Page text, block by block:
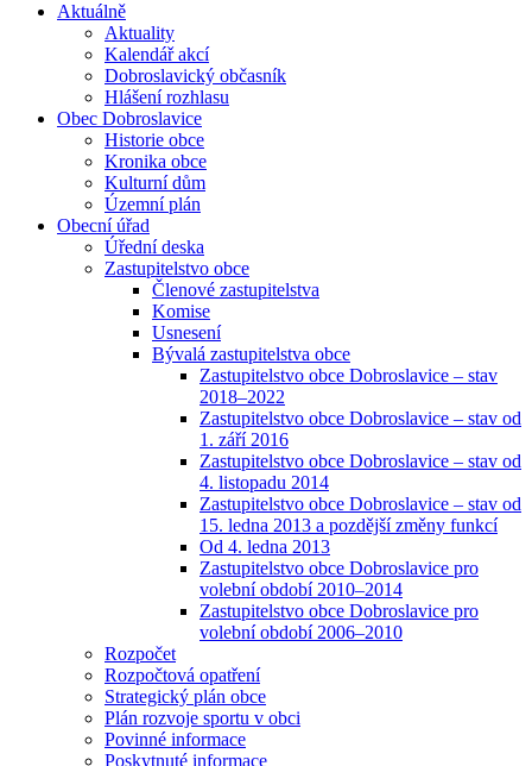
Aktuálně
Aktuality
Kalendář akcí
Dobroslavický občasník
Hlášení rozhlasu
Obec Dobroslavice
Historie obce
Kronika obce
Kulturní dům
Územní plán
Obecní úřad
Úřední deska
Zastupitelstvo obce
Členové zastupitelstva
Komise
Usnesení
Bývalá zastupitelstva obce
Zastupitelstvo obce Dobroslavice – stav
2018–2022
Zastupitelstvo obce Dobroslavice – stav od
1. září 2016
Zastupitelstvo obce Dobroslavice – stav od
4. listopadu 2014
Zastupitelstvo obce Dobroslavice – stav od
15. ledna 2013 a pozdější změny funkcí
Od 4. ledna 2013
Zastupitelstvo obce Dobroslavice pro
volební období 2010–2014
Zastupitelstvo obce Dobroslavice pro
volební období 2006–2010
Rozpočet
Rozpočtová opatření
Strategický plán obce
Plán rozvoje sportu v obci
Povinné informace
Poskytnuté informace